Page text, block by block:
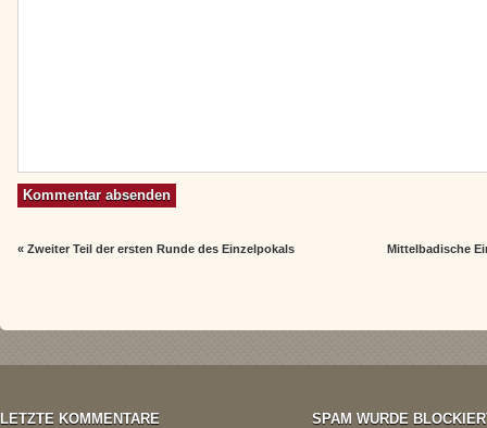
«Zweiter Teil der ersten Runde des Einzelpokals Mittelbadische
LETZTE KOMMENTARE SPAM WURDE